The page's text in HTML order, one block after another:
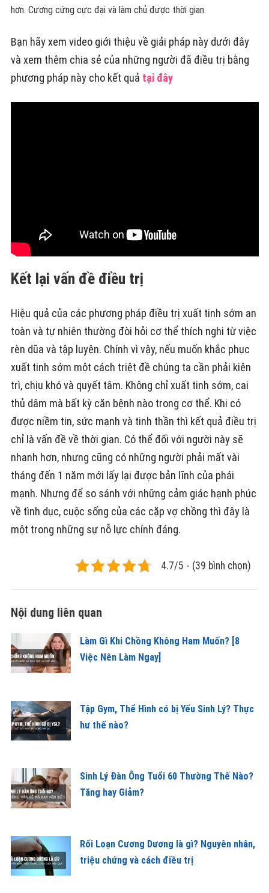
hơn. Cương cứng cực đại và làm chủ được thời gian.
Bạn hãy xem video giới thiệu về giải pháp này dưới đây
và xem thêm chia sẻ của những người đã điều trị bằng
phương pháp này cho kết quả tại đây
Kết lại vấn đề điều trị
Hiệu quả của các phương pháp điều trị xuất tinh sớm an
toàn và tự nhiên thường đòi hỏi cơ thể thích nghi từ việc
rèn dũa và tập luyện. Chính vì vậy, nếu muốn khắc phục
xuất tinh sớm một cách triệt đề chúng ta cần phải kiên
trì, chịu khó và quyết tâm. Không chỉ xuất tinh sớm, cai
thủ dâm mà bất kỳ căn bệnh nào trong cơ thể. Khi có
được niềm tin, sức mạnh và tinh thần thì kết quả điều trị
chỉ là vấn đề về thời gian. Có thể đối với người này sẽ
nhanh hơn, nhưng cũng có những người phải mất vài
tháng đến 1 năm mới lấy lại được bản lĩnh của phái
mạnh. Nhưng để so sánh với những cảm giác hạnh phúc
về tình dục, cuộc sống của các cặp vợ chồng thì đây là
một trong những sự nỗ lực chính đáng.
4.7/5 - (39 bình chọn)
Nội dung liên quan
Làm Gì Khi Chồng Không Ham Muốn? [8
Việc Nên Làm Ngay]
Tập Gym, Thể Hình có bị Yếu Sinh Lý? Thực
hư thế nào?
Sinh Lý Đàn Ông Tuổi 60 Thường Thế Nào?
Tăng hay Giảm?
Rối Loạn Cương Dương là gì? Nguyên nhân,
triệu chứng và cách điều trị